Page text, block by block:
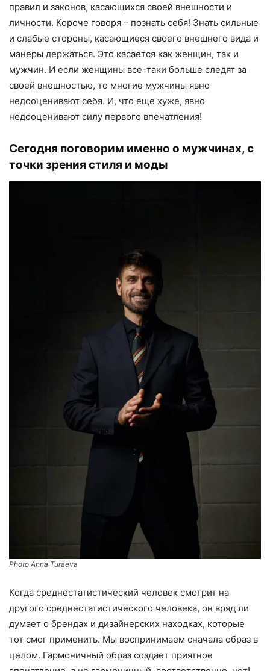
правил и законов, касающихся своей внешности и
личности. Короче говоря – познать себя! Знать сильные
и слабые стороны, касающиеся своего внешнего вида и
манеры держаться. Это касается как женщин, так и
мужчин. И если женщины все-таки больше следят за
своей внешностью, то многие мужчины явно
недооценивают себя. И, что еще хуже, явно
недооценивают силу первого впечатления!
Сегодня поговорим именно о мужчинах, с
точки зрения стиля и моды
Photo Anna Turaeva
Когда среднестатистический человек смотрит на
другого среднестатистического человека, он вряд ли
думает о брендах и дизайнерских находках, которые
тот смог применить. Мы воспринимаем сначала образ в
целом. Гармоничный образ создает приятное